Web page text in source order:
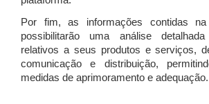
Por fim, as informações contidas
possibilitarão uma análise
relativos a seus produtos e serviços,
comunicação e distribuição,
medidas de aprimoramento e adequação.